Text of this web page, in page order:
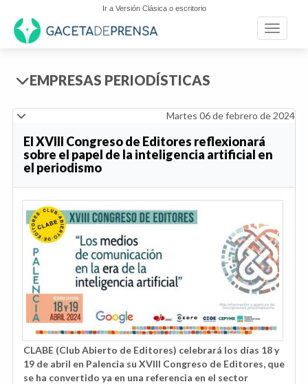
Ir a Versión Clásica o escritorio
Toggle
EMPRESAS PERIODÍSTICAS
Martes 06 de febrero de 2024
El XVIII Congreso de Editores reflexionará
sobre el papel de la inteligencia artificial en
el periodismo
CLABE (Club Abierto de Editores) celebrará los días 18 y
19 de abril en Palencia su XVIII Congreso de Editores, que
se ha convertido ya en una referencia en el sector